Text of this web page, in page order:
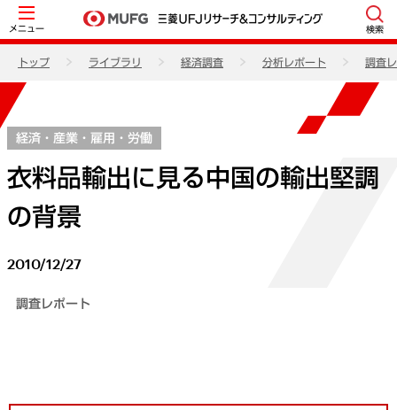
メニュー 検索
トップ ライブラリ 経済調査 分析レポート 調査
経済・産業・雇用・労働
衣料品輸出に見る中国の輸出堅調
の背景
2010/12/27
調査レポート